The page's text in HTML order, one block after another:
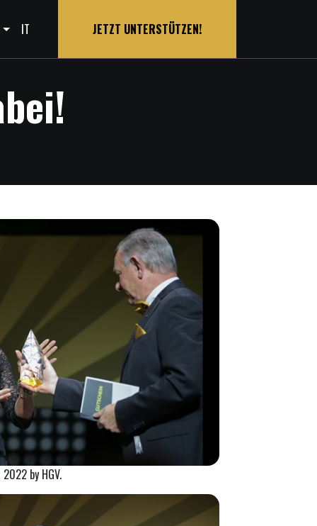
IT JETZT UNTERSTÜTZEN!
by HGV.